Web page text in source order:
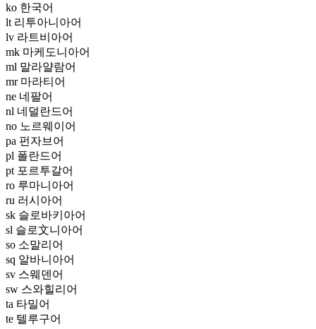
ko 한국어
lt 리투아니아어
lv 라트비아어
mk 마케도니아어
ml 말라얄람어
mr 마라티어
ne 네팔어
nl 네덜란드어
no 노르웨이어
pa 펀자브어
pl 폴란드어
pt 포르투갈어
ro 루마니아어
ru 러시아어
sk 슬로바키아어
sl 슬로文니아어
so 소말리어
sq 알바니아어
sv 스웨덴어
sw 스와힐리어
ta 타밀어
te 텔루구어